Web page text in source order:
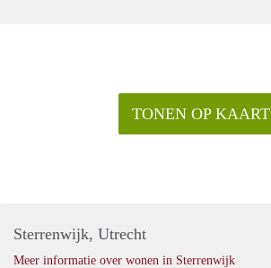
TONEN OP KAART
Sterrenwijk, Utrecht
Meer informatie over wonen in Sterrenwijk